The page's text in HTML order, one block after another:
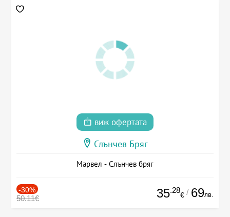
виж офертата
Слънчев Бряг
Марвел - Слънчев бряг
-30%
50.11€ 35.28
€ / 69лв.